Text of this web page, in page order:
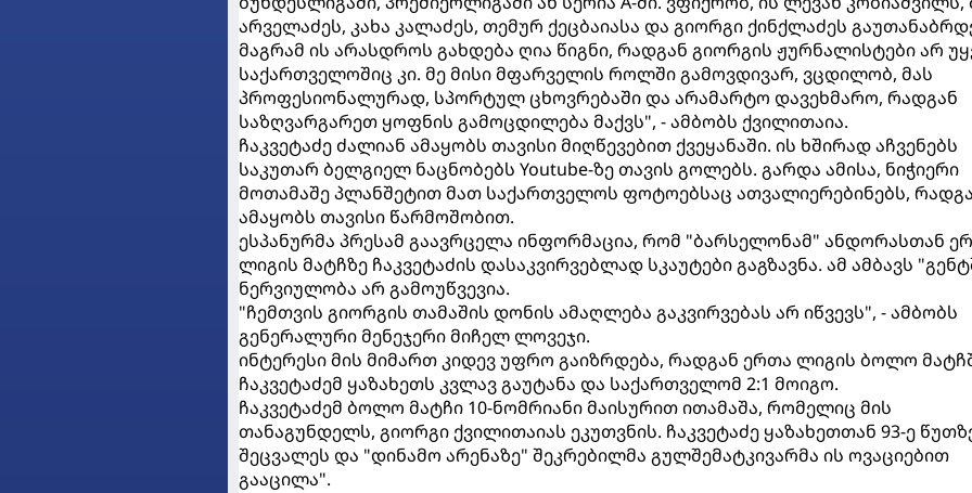
არველაძეს, კახა კალაძეს, თემურ ქეცბაიასა და გიორგი ქინქლაძეს
მაგრამ ის არასდროს გახდება ღია წიგნი, რადგან გიორგის ჟურნალისტები არ
საქართველოშიც კი. მე მისი მფარველის როლში გამოვდივარ, ვცდილობ, მას
პროფესიონალურად, სპორტულ ცხოვრებაში და არამარტო დავეხმარო, რადგან
საზღვარგარეთ ყოფნის გამოცდილება მაქვს", - ამბობს ქვილითაია.
ჩაკვეტაძე ძალიან ამაყობს თავისი მიღწევებით ქვეყანაში. ის ხშირად აჩვენებს
საკუთარ ბელგიელ ნაცნობებს Youtube-ზე თავის გოლებს. გარდა ამისა, ნიჭიერი
მოთამაშე პლანშეტით მათ საქართველოს ფოტოებსაც ათვალიერებინებს,
ამაყობს თავისი წარმოშობით.
ესპანურმა პრესამ გაავრცელა ინფორმაცია, რომ "ბარსელონამ" ანდორასთან
ლიგის მატჩზე ჩაკვეტაძის დასაკვირვებლად სკაუტები გაგზავნა. ამ ამბავს
ნერვიულობა არ გამოუწვევია.
"ჩემთვის გიორგის თამაშის დონის ამაღლება გაკვირვებას არ იწვევს", - ამბობს
გენერალური მენეჯერი მიჩელ ლოვეჯი.
ინტერესი მის მიმართ კიდევ უფრო გაიზრდება, რადგან ერთა ლიგის ბოლო
ჩაკვეტაძემ ყაზახეთს კვლავ გაუტანა და საქართველომ 2:1 მოიგო.
ჩაკვეტაძემ ბოლო მატჩი 10-ნომრიანი მაისურით ითამაშა, რომელიც მის
თანაგუნდელს, გიორგი ქვილითაიას ეკუთვნის. ჩაკვეტაძე ყაზახეთთან 93-ე
შეცვალეს და "დინამო არენაზე" შეკრებილმა გულშემატკივარმა ის ოვაციებით
გააცილა".